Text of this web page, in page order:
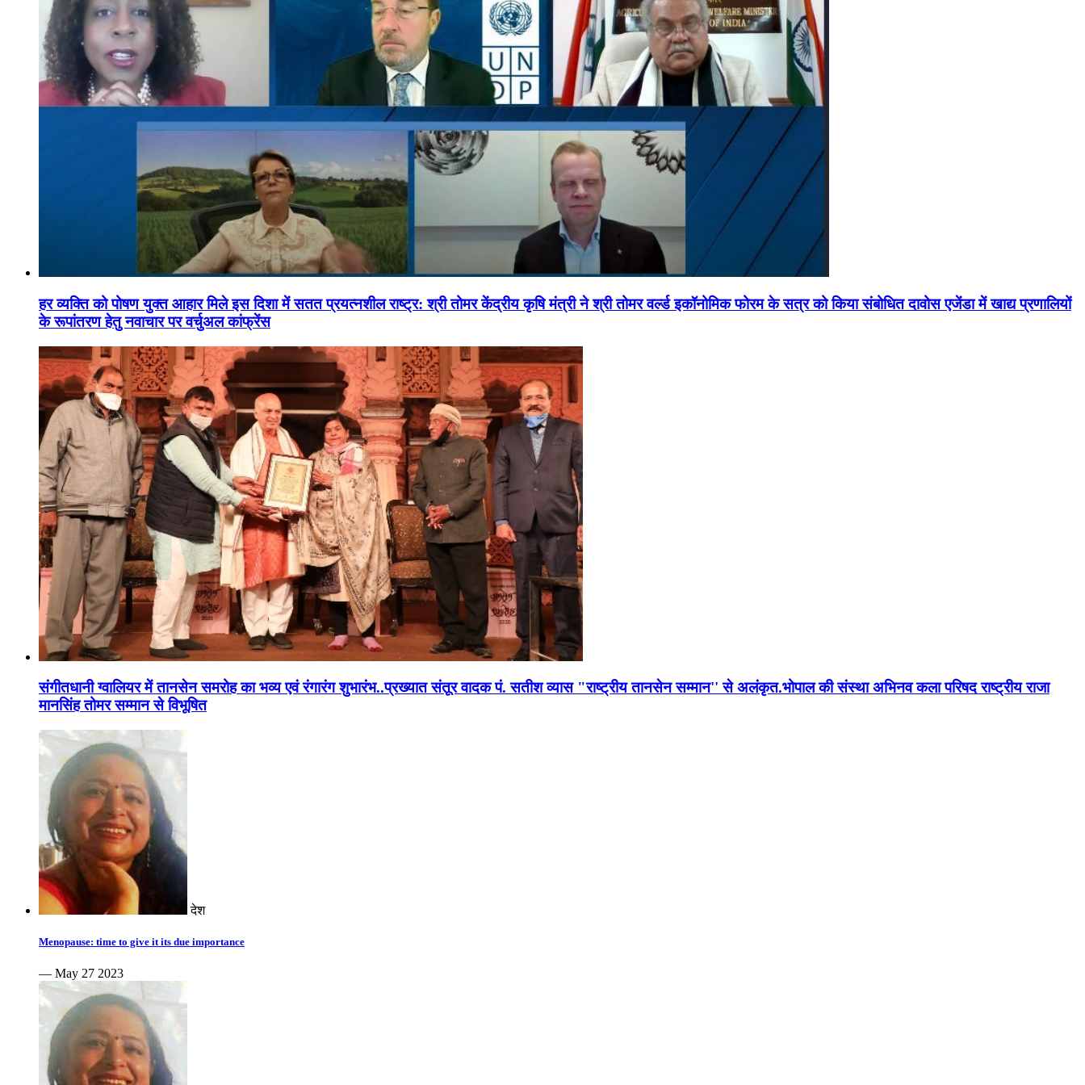
हर व्यक्ति को पोषण युक्त आहार मिले इस दिशा में सतत प्रयत्नशील राष्ट्र: श्री तोमर केंद्रीय कृषि मंत्री ने श्री तोमर वर्ल्ड इकॉनोमिक फोरम के सत्र को किया संबोधित दावोस एजेंडा में खाद्य प्रणालियों
के रूपांतरण हेतु नवाचार पर वर्चुअल कांफ्रेंस
संगीतधानी ग्वालियर में तानसेन समरोह का भव्य एवं रंगारंग शुभारंभ..प्रख्यात संतूर वादक पं. सतीश व्यास "राष्ट्रीय तानसेन सम्मान'' से अलंकृत.भोपाल की संस्था अभिनव कला परिषद राष्ट्रीय राजा
मानसिंह तोमर सम्मान से विभूषित
देश
Menopause: time to give it its due importance
— May 27 2023